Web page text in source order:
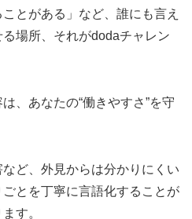
とがある」など、誰にも言え
場所、それがdodaチャレン
、あなたの“働きやすさ”を守
ど、外見からは分かりにくい
とを丁寧に言語化することが
す。